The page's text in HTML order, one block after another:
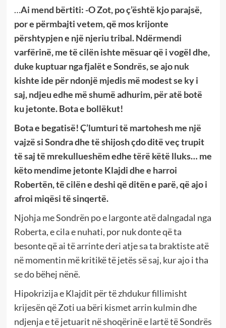
…Ai mend bërtiti: -O Zot, po ç’është kjo parajsë,
por e përmbajti vetem, që mos krijonte
përshtypjen e një njeriu tribal. Ndërmendi
varfërinë, me të cilën ishte mësuar që i vogël dhe,
duke kuptuar nga fjalët e Sondrës, se ajo nuk
kishte ide për ndonjë mjedis më modest se ky i
saj, ndjeu edhe më shumë adhurim, për atë botë
ku jetonte. Bota e bollëkut!
Bota e begatisë! Ç’lumturi të martohesh me një
vajzë si Sondra dhe të shijosh çdo ditë veç trupit
të saj të mrekullueshëm edhe tërë këtë lluks… me
këto mendime jetonte Klajdi dhe e harroi
Robertën, të cilën e deshi që ditën e parë, që ajo i
afroi miqësi të sinqertë.
Njohja me Sondrën po e largonte atë dalngadal nga
Roberta, e cila e nuhati, por nuk donte që ta
besonte që ai të arrinte deri atje sa ta braktiste atë
në momentin më kritikë të jetës së saj, kur ajo i tha
se do bëhej nënë.
Hipokrizija e Klajdit për të zhdukur fillimisht
krijesën që Zoti ua bëri kismet arrin kulmin dhe
ndjenja e të jetuarit në shoqërinë e lartë të Sondrës